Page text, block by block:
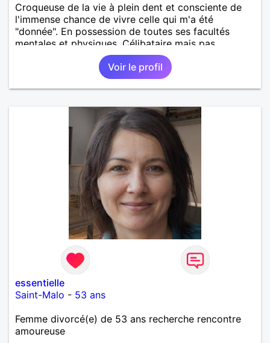
Croqueuse de la vie à plein dent et consciente de
l'immense chance de vivre celle qui m'a été
"donnée". En possession de toutes ses facultés
mentales et physiques. Célibataire mais pas
solitaire, je mène une vie bien remplie. Je ne suis
pas sur ce site par dépit, ni en tant que
représentatrice de la Femme Divorcée Mal dans sa
peau. A bientôt.
Voir le profil
essentielle
Saint-Malo - 53 ans
Femme divorcé(e) de 53 ans recherche rencontre
amoureuse